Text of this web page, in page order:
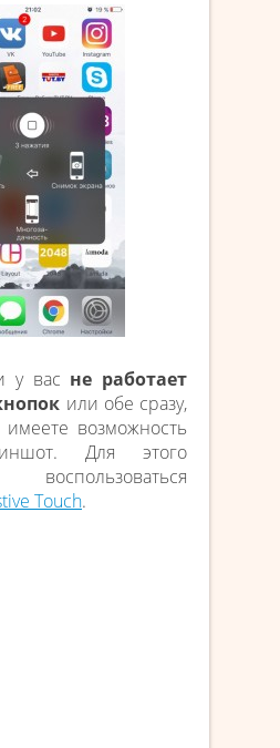
у вас не работает
или обе сразу,
возможность
Для этого
Touch.